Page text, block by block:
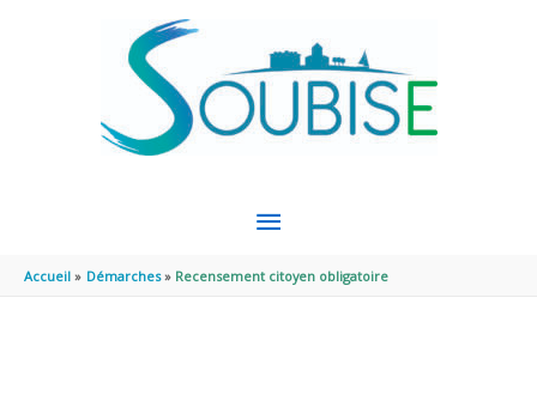
MENU
PRINCIPAL
Accueil Démarches Recensement citoyen obligatoire